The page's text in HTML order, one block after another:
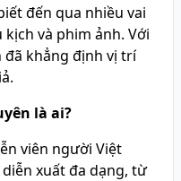
đến qua nhiều vai
và phim ảnh. Với
khẳng định vị trí
là ai?
viên người Việt
xuất đa dạng, từ